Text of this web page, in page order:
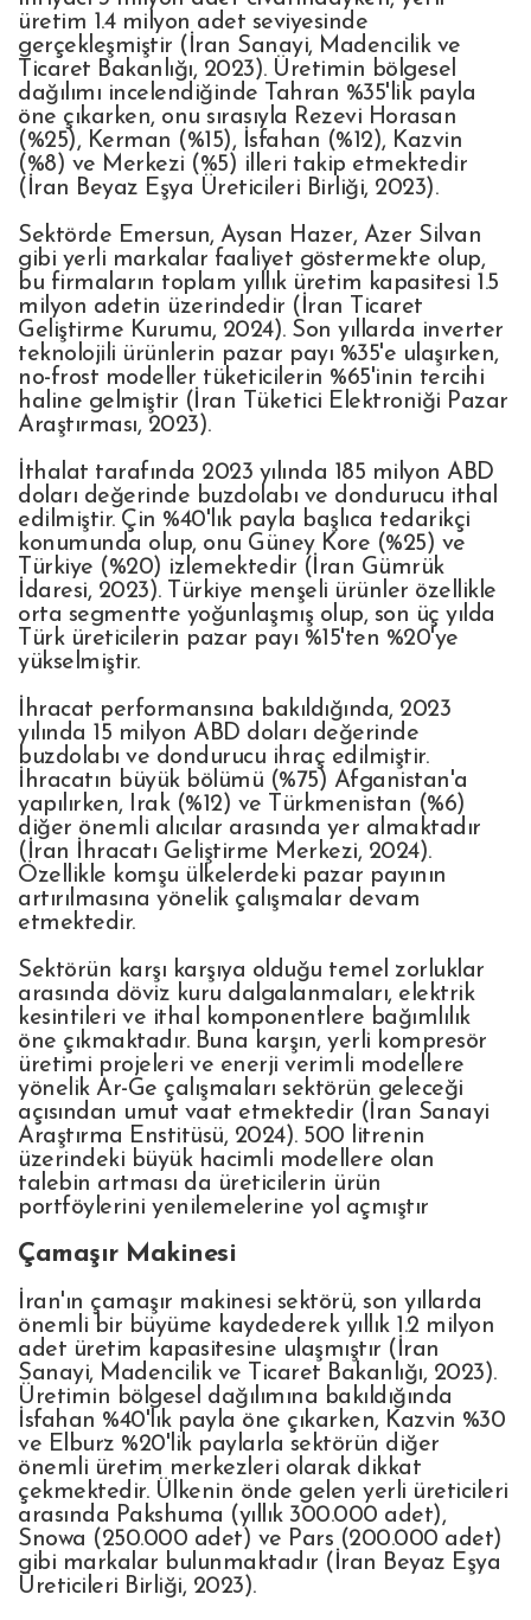
üretim 1.4 milyon adet seviyesinde
gerçekleşmiştir (İran Sanayi, Madencilik ve
Ticaret Bakanlığı, 2023). Üretimin bölgesel
dağılımı incelendiğinde Tahran %35'lik payla
öne çıkarken, onu sırasıyla Rezevi Horasan
(%25), Kerman (%15), İsfahan (%12), Kazvin
(%8) ve Merkezi (%5) illeri takip etmektedir
(İran Beyaz Eşya Üreticileri Birliği, 2023).
Sektörde Emersun, Aysan Hazer, Azer Silvan
gibi yerli markalar faaliyet göstermekte olup,
bu firmaların toplam yıllık üretim kapasitesi 1.5
milyon adetin üzerindedir (İran Ticaret
Geliştirme Kurumu, 2024). Son yıllarda inverter
teknolojili ürünlerin pazar payı %35'e ulaşırken,
no-frost modeller tüketicilerin %65'inin tercihi
haline gelmiştir (İran Tüketici Elektroniği Pazar
Araştırması, 2023).
İthalat tarafında 2023 yılında 185 milyon ABD
doları değerinde buzdolabı ve dondurucu ithal
edilmiştir. Çin %40'lık payla başlıca tedarikçi
konumunda olup, onu Güney Kore (%25) ve
Türkiye (%20) izlemektedir (İran Gümrük
İdaresi, 2023). Türkiye menşeli ürünler özellikle
orta segmentte yoğunlaşmış olup, son üç yılda
Türk üreticilerin pazar payı %15'ten %20'ye
yükselmiştir.
İhracat performansına bakıldığında, 2023
yılında 15 milyon ABD doları değerinde
buzdolabı ve dondurucu ihraç edilmiştir.
İhracatın büyük bölümü (%75) Afganistan'a
yapılırken, Irak (%12) ve Türkmenistan (%6)
diğer önemli alıcılar arasında yer almaktadır
(İran İhracatı Geliştirme Merkezi, 2024).
Özellikle komşu ülkelerdeki pazar payının
artırılmasına yönelik çalışmalar devam
etmektedir.
Sektörün karşı karşıya olduğu temel zorluklar
arasında döviz kuru dalgalanmaları, elektrik
kesintileri ve ithal komponentlere bağımlılık
öne çıkmaktadır. Buna karşın, yerli kompresör
üretimi projeleri ve enerji verimli modellere
yönelik Ar-Ge çalışmaları sektörün geleceği
açısından umut vaat etmektedir (İran Sanayi
Araştırma Enstitüsü, 2024). 500 litrenin
üzerindeki büyük hacimli modellere olan
talebin artması da üreticilerin ürün
portföylerini yenilemelerine yol açmıştır
Çamaşır Makinesi
İran'ın çamaşır makinesi sektörü, son yıllarda
önemli bir büyüme kaydederek yıllık 1.2 milyon
adet üretim kapasitesine ulaşmıştır (İran
Sanayi, Madencilik ve Ticaret Bakanlığı, 2023).
Üretimin bölgesel dağılımına bakıldığında
İsfahan %40'lık payla öne çıkarken, Kazvin %30
ve Elburz %20'lik paylarla sektörün diğer
önemli üretim merkezleri olarak dikkat
çekmektedir. Ülkenin önde gelen yerli üreticileri
arasında Pakshuma (yıllık 300.000 adet),
Snowa (250.000 adet) ve Pars (200.000 adet)
gibi markalar bulunmaktadır (İran Beyaz Eşya
Üreticileri Birliği, 2023).